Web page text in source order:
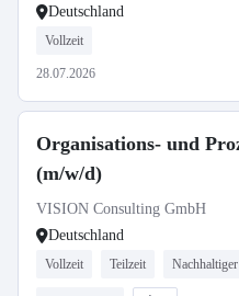
Deutschland
Vollzeit
28.07.2026
Organisations- und
(m/w/d)
VISION Consulting GmbH
Deutschland
Vollzeit Teilzeit